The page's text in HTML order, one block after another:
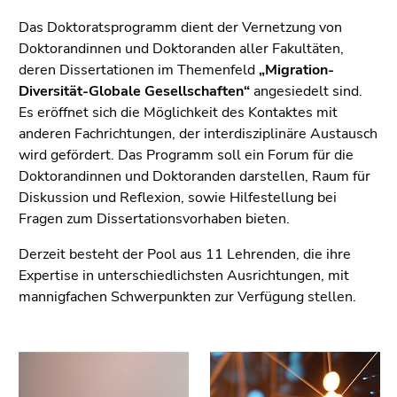
Sie diesen
Link.
Zum
Inhalt
(Zugriffstaste
1)
Zur
Positionsanzeige
(Zugriffstaste
Zur
Hauptnavigation
(Zugriffstaste
Das Doktoratsprogramm dient der Vernetzung von
Doktorandinnen und Doktoranden aller Fakultäten,
deren Dissertationen im Themenfeld„Migration-
Diversität-Globale Gesellschaften“angesiedelt sind.
Es eröffnet sich die Möglichkeit des Kontaktes mit
anderen Fachrichtungen, der interdisziplinäre Austausch
wird gefördert. Das Programm soll ein Forum für die
Doktorandinnen und Doktoranden darstellen, Raum für
Diskussion und Reflexion, sowie Hilfestellung bei
Fragen zum Dissertationsvorhaben bieten.
Derzeit besteht der Pool aus 11 Lehrenden, die ihre
Expertise in unterschiedlichsten Ausrichtungen, mit
mannigfachen Schwerpunkten zur Verfügung stellen.